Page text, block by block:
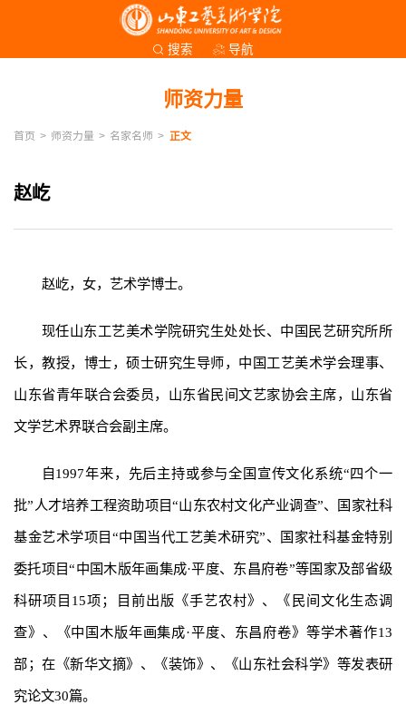
搜索 导航
师资力量
首页 > 师资力量 > 名家名师 > 正文
赵屹
赵屹，女，艺术学博士。
现任山东工艺美术学院研究生处处长、中国民艺研究所所
长，教授，博士，硕士研究生导师，中国工艺美术学会理事、
山东省青年联合会委员，山东省民间文艺家协会主席，山东省
文学艺术界联合会副主席。
自1997年来，先后主持或参与全国宣传文化系统“四个一
批”人才培养工程资助项目“山东农村文化产业调查”、国家社科
基金艺术学项目“中国当代工艺美术研究”、国家社科基金特别
委托项目“中国木版年画集成·平度、东昌府卷”等国家及部省级
科研项目15项；目前出版《手艺农村》、《民间文化生态调
查》、《中国木版年画集成·平度、东昌府卷》等学术著作13
部；在《新华文摘》、《装饰》、《山东社会科学》等发表研
究论文30篇。